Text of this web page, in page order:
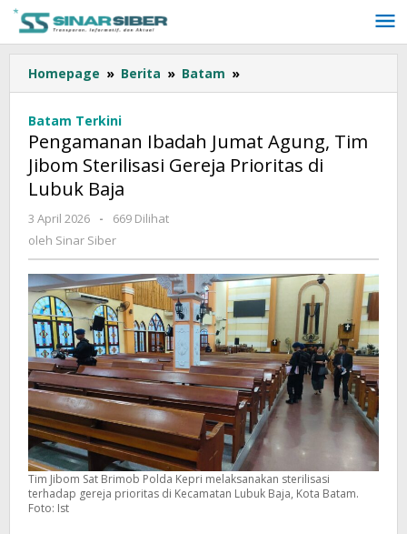
Lewati
konten
Homepage » Berita » Batam »
Ibadah
Tim
Jibom
Lubuk
Baja
Batam Terkini
Pengamanan Ibadah Jumat Agung, Tim
Jibom Sterilisasi Gereja Prioritas di
Lubuk Baja
3 April 2026
oleh
Sinar
-
669 Dilihat
oleh Sinar Siber
Tim Jibom Sat Brimob Polda Kepri melaksanakan sterilisasi
terhadap gereja prioritas di Kecamatan Lubuk Baja, Kota Batam.
Foto: Ist